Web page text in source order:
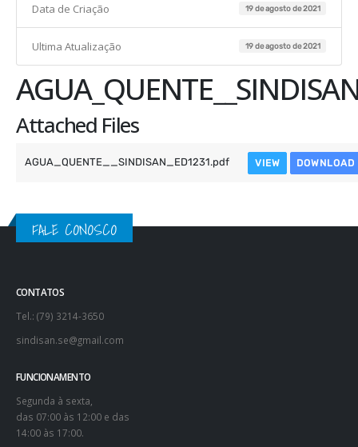
Data de Criação 19 de agosto de 2021
Ultima Atualização 19 de agosto de 2021
Attached Files
AGUA_QUENTE__SINDISAN_ED1231.pdf VIEW DOWNLOAD
FALE CONOSCO
CONTATOS
Tel.: (79) 3214-3650
sindisan.se@gmail.com
FUNCIONAMENTO
Segunda à sexta,
das 07:00 às 12:00 e das
14:00 às 17:00.